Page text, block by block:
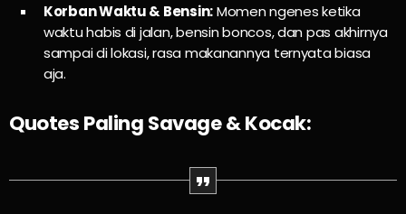
Korban Waktu & Bensin:Momen ngenes ketika
waktu habis di jalan, bensin boncos, dan pas akhirnya
sampai di lokasi, rasa makanannya ternyata biasa
aja.
Quotes Paling Savage & Kocak: